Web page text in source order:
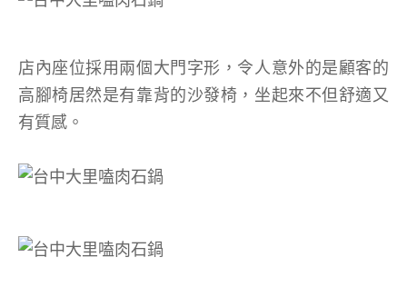
店內座位採用兩個大門字形，令人意外的是顧客的
高腳椅居然是有靠背的沙發椅，坐起來不但舒適又
有質感。